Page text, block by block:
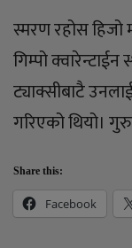
स्मरण रहोस हिजो
गिम्पो
ट्याक्सीबाटै
गरिएको थियो।
Share this:
Facebook